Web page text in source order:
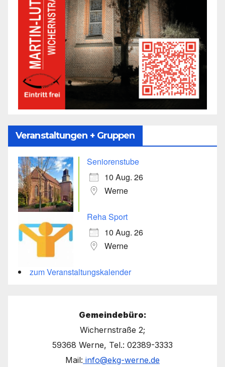
Veranstaltungen + Gruppen
Seniorenstube
10 Aug. 26
Werne
Reha Sport
10 Aug. 26
Werne
zum Veranstaltungskalender
Gemeindebüro:
Wichernstraße 2;
59368 Werne, Tel.: 02389-3333
Mail: info@ekg-werne.de